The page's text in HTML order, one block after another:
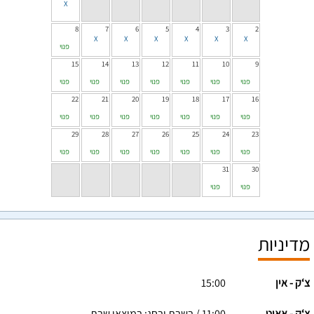
2
3
4
5
6
7
8
פנוי
9
פנוי
10
פנוי
11
פנוי
12
פנוי
13
פנוי
14
פנוי
15
פנוי
16
פנוי
17
פנוי
18
פנוי
19
פנוי
20
פנוי
21
פנוי
22
פנוי
23
פנוי
24
פנוי
25
פנוי
26
פנוי
27
פנוי
28
פנוי
29
פנוי
30
פנוי
31
פנוי
מדיניות
צ‘ק - אין 15:00